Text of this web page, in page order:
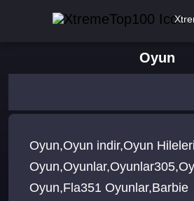
Oyun
Oyun,Oyun indir,Oyun
Oyun,Fla351 Oyunlar,Barbie